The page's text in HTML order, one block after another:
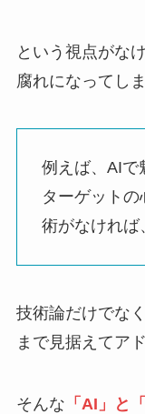
という視点がな
腐れになってし
例えば、AIで
ターゲット
術がなければ
技術論だけでな
まで見据えてア
そんな 「AI」と